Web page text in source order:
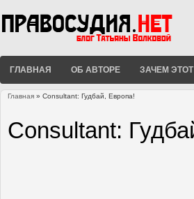
ГЛАВНАЯ ОБ АВТОРЕ ЗАЧЕМ
Главная » Consultant: Гудбай, Европа!
Consultant: